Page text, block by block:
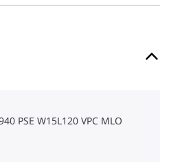
PSE W15L120 VPC MLO